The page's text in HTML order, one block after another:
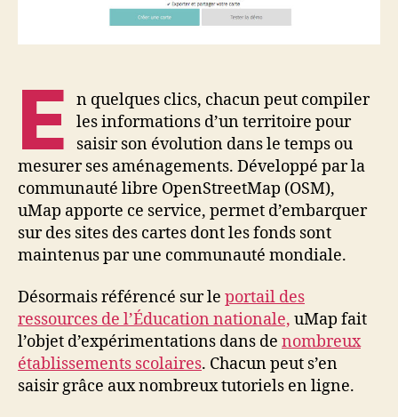
E
n quelques clics, chacun peut compiler
les informations d’un territoire pour
saisir son évolution dans le temps ou
mesurer ses aménagements. Développé par la
communauté libre OpenStreetMap (OSM),
uMap apporte ce service, permet d’embarquer
sur des sites des cartes dont les fonds sont
maintenus par une communauté mondiale.
Désormais référencé sur le portail des
ressources de l’Éducation nationale, uMap fait
l’objet d’expérimentations dans de nombreux
établissements scolaires. Chacun peut s’en
saisir grâce aux nombreux tutoriels en ligne.